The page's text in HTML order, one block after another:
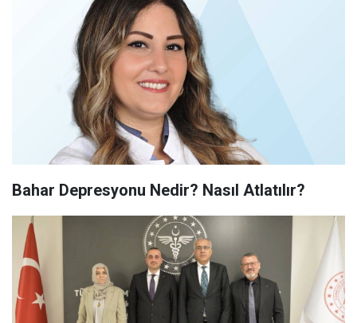
Bahar Depresyonu Nedir? Nasıl Atlatılır?